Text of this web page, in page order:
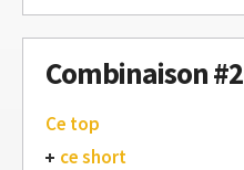
Combinaison #2
Ce top
ce short